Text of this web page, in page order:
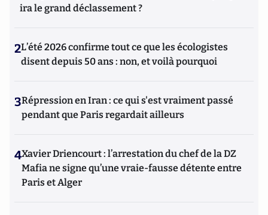
ira le grand déclassement ?
2L’été 2026 confirme tout ce que les écologistes
disent depuis 50 ans : non, et voilà pourquoi
3Répression en Iran : ce qui s'est vraiment passé
pendant que Paris regardait ailleurs
4Xavier Driencourt : l’arrestation du chef de la DZ
Mafia ne signe qu’une vraie-fausse détente entre
Paris et Alger